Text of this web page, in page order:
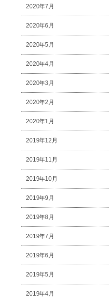
2020年7月
2020年6月
2020年5月
2020年4月
2020年3月
2020年2月
2020年1月
2019年12月
2019年11月
2019年10月
2019年9月
2019年8月
2019年7月
2019年6月
2019年5月
2019年4月